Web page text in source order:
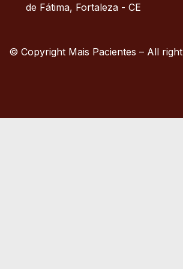
de Fátima, Fortaleza - CE
© Copyright Mais Pacientes – All